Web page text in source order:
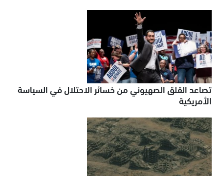
تصاعد القلق الصهيوني من خسائر الاحتلال في السياسة
الأمريكية